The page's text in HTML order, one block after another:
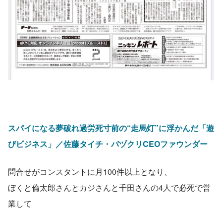
スパイになる夢破れ過労死寸前の“走馬灯”に浮かんだ「遊
びビジネス」／佐藤タイチ・バヅクリCEOファウンダー
問合せがコンスタントに月100件以上となり、
ぼくと倫太郎さんとカジさんと千田さんの4人で必死で営
業して